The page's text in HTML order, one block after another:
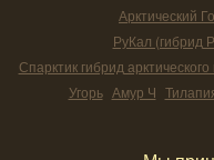
Арктический
РуКал (гибрид
Спарктик гибрид
Угорь Амур Ч